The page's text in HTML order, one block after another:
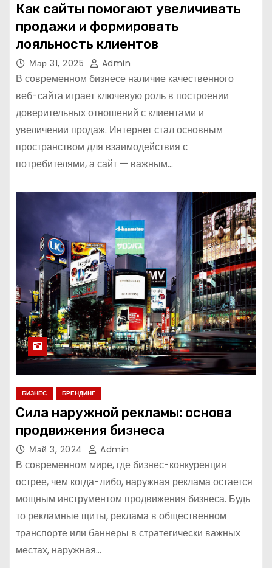
Как сайты помогают увеличивать
продажи и формировать
лояльность клиентов
Мар 31, 2025 Admin
В современном бизнесе наличие качественного
веб-сайта играет ключевую роль в построении
доверительных отношений с клиентами и
увеличении продаж. Интернет стал основным
пространством для взаимодействия с
потребителями, а сайт — важным…
БИЗНЕС БРЕНДИНГ
Сила наружной рекламы: основа
продвижения бизнеса
Май 3, 2024 Admin
В современном мире, где бизнес-конкуренция
острее, чем когда-либо, наружная реклама остается
мощным инструментом продвижения бизнеса. Будь
то рекламные щиты, реклама в общественном
транспорте или баннеры в стратегически важных
местах, наружная…